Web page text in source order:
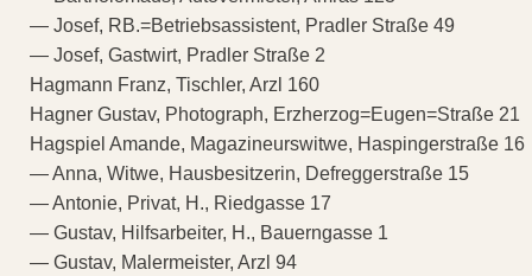
— Josef, RB.=Betriebsassistent, Pradler Straße 49
— Josef, Gastwirt, Pradler Straße 2
Hagmann Franz, Tischler, Arzl 160
Hagner Gustav, Photograph, Erzherzog=Eugen=Straße 21
Hagspiel Amande, Magazineurswitwe, Haspingerstraße 16
— Anna, Witwe, Hausbesitzerin, Defreggerstraße 15
— Antonie, Privat, H., Riedgasse 17
— Gustav, Hilfsarbeiter, H., Bauerngasse 1
— Gustav, Malermeister, Arzl 94